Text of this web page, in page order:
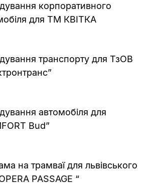
корпоративного
для ТМ КВІТКА
транспорту для ТзОВ
автомобіля для
Bud”
на трамваї для львівського
PASSAGE “